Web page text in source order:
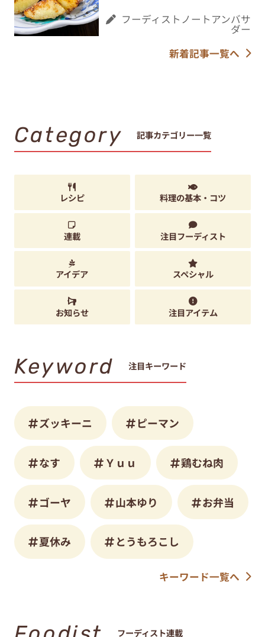
フーディストノートアンバサ
ダー
新着記事一覧へ
Category 記事カテゴリー一覧
レシピ 料理の基本・コツ
連載 注目フーディスト
アイデア スペシャル
お知らせ 注目アイテム
Keyword 注目キーワード
ズッキーニ ピーマン
なす Ｙｕｕ 鶏むね肉
ゴーヤ 山本ゆり お弁当
夏休み とうもろこし
キーワード一覧へ
フーディスト連載